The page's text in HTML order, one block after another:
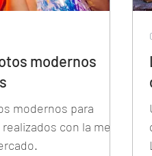
modernos
modernos para
con la mejor